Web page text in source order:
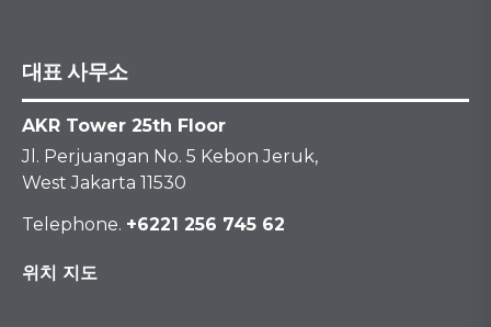
대표 사무소
AKR Tower 25th Floor
Jl. Perjuangan No. 5 Kebon Jeruk,
West Jakarta 11530
Telephone. +6221 256 745 62
위치 지도